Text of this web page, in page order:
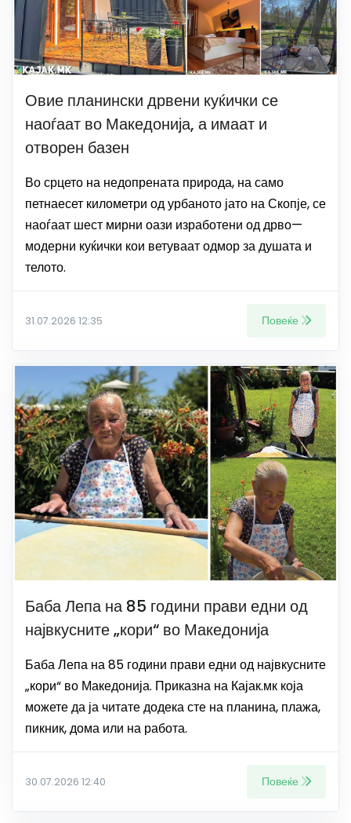
Овие планински дрвени куќички се
наоѓаат во Македонија, а имаат и
отворен базен
Во срцето на недопрената природа, на само
петнаесет километри од урбаното јато на Скопје, се
наоѓаат шест мирни оази изработени од дрво—
модерни куќички кои ветуваат одмор за душата и
телото.
31.07.2026 12:35 Повеќе
Баба Лепа на 85 години прави едни од
највкусните „кори“ во Македонија
Баба Лепа на 85 години прави едни од највкусните
„кори“ во Македонија. Приказна на Кајак.мк која
можете да ја читате додека сте на планина, плажа,
пикник, дома или на работа.
30.07.2026 12:40 Повеќе